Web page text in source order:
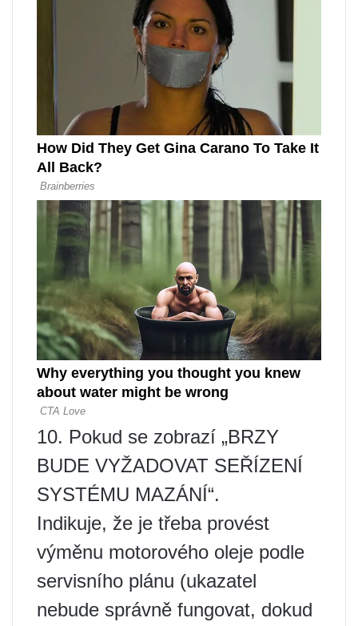
10. Pokud se zobrazí „BRZY
BUDE VYŽADOVAT SEŘÍZENÍ
SYSTÉMU MAZÁNÍ“.
Indikuje, že je třeba provést
výměnu motorového oleje podle
servisního plánu (ukazatel
nebude správně fungovat, dokud